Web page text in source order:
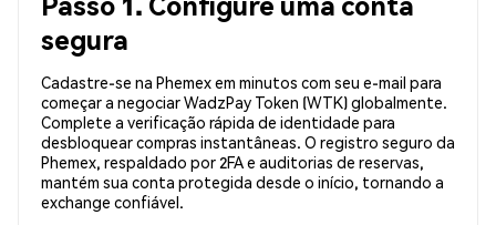
segura
Cadastre-se na Phemex em minutos com seu e-mail para
começar a negociar WadzPay Token (WTK) globalmente.
Complete a verificação rápida de identidade para
desbloquear compras instantâneas. O registro seguro da
Phemex, respaldado por 2FA e auditorias de reservas,
mantém sua conta protegida desde o início, tornando a
exchange confiável.